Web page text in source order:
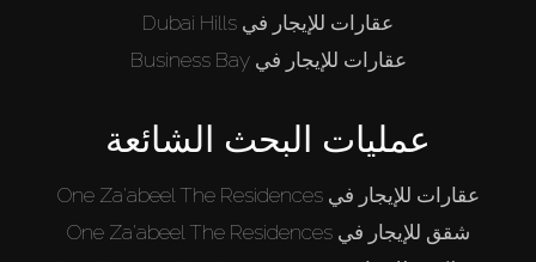
عقارات للإيجار في Dubai Hills
عقارات للإيجار في Business Bay
عمليات البحث الشائعة
عقارات للإيجار في One Za'abeel The Residences
شقق للإيجار في One Za'abeel The Residences